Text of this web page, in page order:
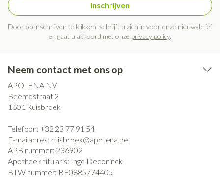
Inschrijven
Door op inschrijven te klikken, schrijft u zich in voor onze nieuwsbrief
en gaat u akkoord met onze privacy policy.
Neem contact met ons op
APOTENA NV
Beemdstraat 2
1601 Ruisbroek
Telefoon: +32 23 77 91 54
E-mailadres: ruisbroek@apotena.be
APB nummer: 236902
Apotheek titularis: Inge Deconinck
BTW nummer: BE0885774405